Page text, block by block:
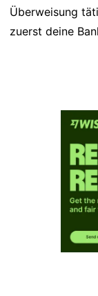
Überweisung
zuerst deine